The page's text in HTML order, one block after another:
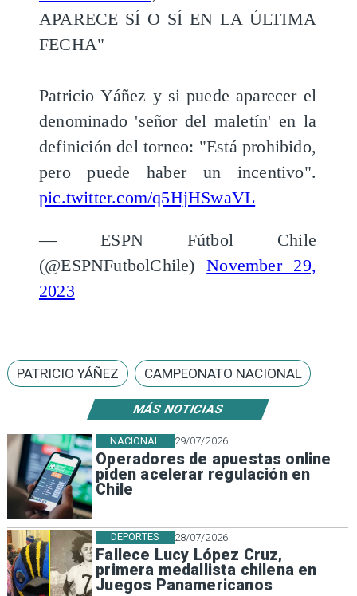
MÁS NOTICIAS
29/07/2026
Operadores de apuestas online
piden acelerar regulación en
Chile
NACIONAL
28/07/2026
Fallece Lucy López Cruz,
primera medallista chilena en
Juegos Panamericanos
DEPORTES
APARECE SÍ O SÍ EN LA ÚLTIMA
FECHA"
Patricio Yáñez y si puede aparecer el
denominado 'señor del maletín' en la
definición del torneo: "Está prohibido,
pero puede haber un incentivo".
pic.twitter.com/q5HjHSwaVL
— ESPN Fútbol Chile
(@ESPNFutbolChile)November 29,
2023
PATRICIO YÁÑEZ CAMPEONATO NACIONAL